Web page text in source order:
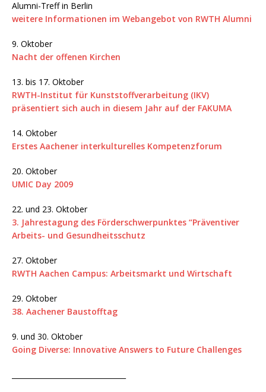
Alumni-Treff in Berlin
weitere Informationen im Webangebot von RWTH Alumni
9. Oktober
Nacht der offenen Kirchen
13. bis 17. Oktober
RWTH-Institut für Kunststoffverarbeitung (IKV)
präsentiert sich auch in diesem Jahr auf der FAKUMA
14. Oktober
Erstes Aachener interkulturelles Kompetenzforum
20. Oktober
UMIC Day 2009
22. und 23. Oktober
3. Jahrestagung des Förderschwerpunktes “Präventiver
Arbeits- und Gesundheitsschutz
27. Oktober
RWTH Aachen Campus: Arbeitsmarkt und Wirtschaft
29. Oktober
38. Aachener Baustofftag
9. und 30. Oktober
Going Diverse: Innovative Answers to Future Challenges